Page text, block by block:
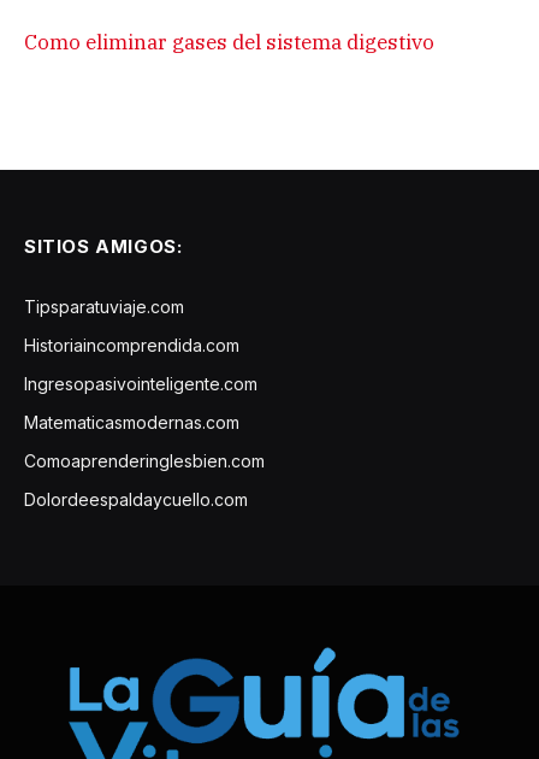
Como eliminar gases del sistema digestivo
SITIOS AMIGOS:
Tipsparatuviaje.com
Historiaincomprendida.com
Ingresopasivointeligente.com
Matematicasmodernas.com
Comoaprenderinglesbien.com
Dolordeespaldaycuello.com